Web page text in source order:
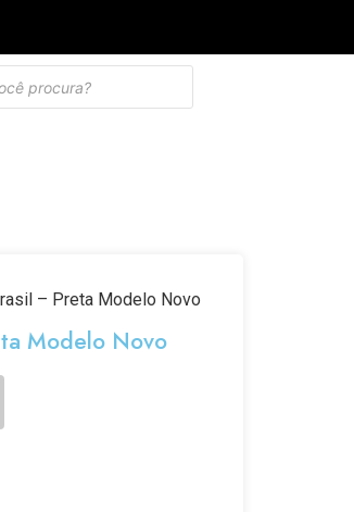
– Preta Modelo Novo
Modelo Novo